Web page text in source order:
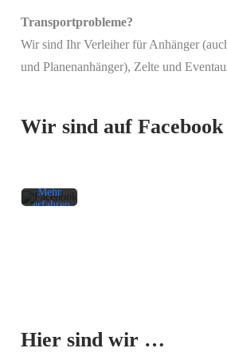
Transportprobleme?
Wir sind Ihr Verleiher für Anhänger
und Planenanhänger), Zelte und
Wir sind auf Facebook
Mit
akzeptieren
Mehr
erfahren
Hier sind wir …
akzeptieren